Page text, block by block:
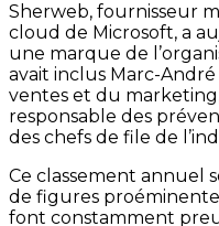
Sherweb, fournisseur
cloud de Microsoft, a
une marque de
avait inclus Marc-
ventes et du
responsable des
des chefs de file de
Ce classement annuel
de figures
font constamment